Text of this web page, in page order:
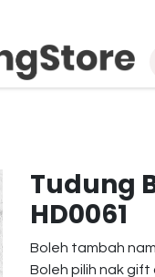
Contact us
Tudung
HD0061
Boleh tambah
Boleh pilih nak gift